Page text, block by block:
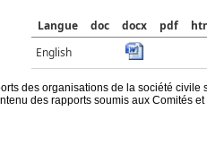
Langue doc docx pdf
English
des organisations de la société
des rapports soumis aux Comités